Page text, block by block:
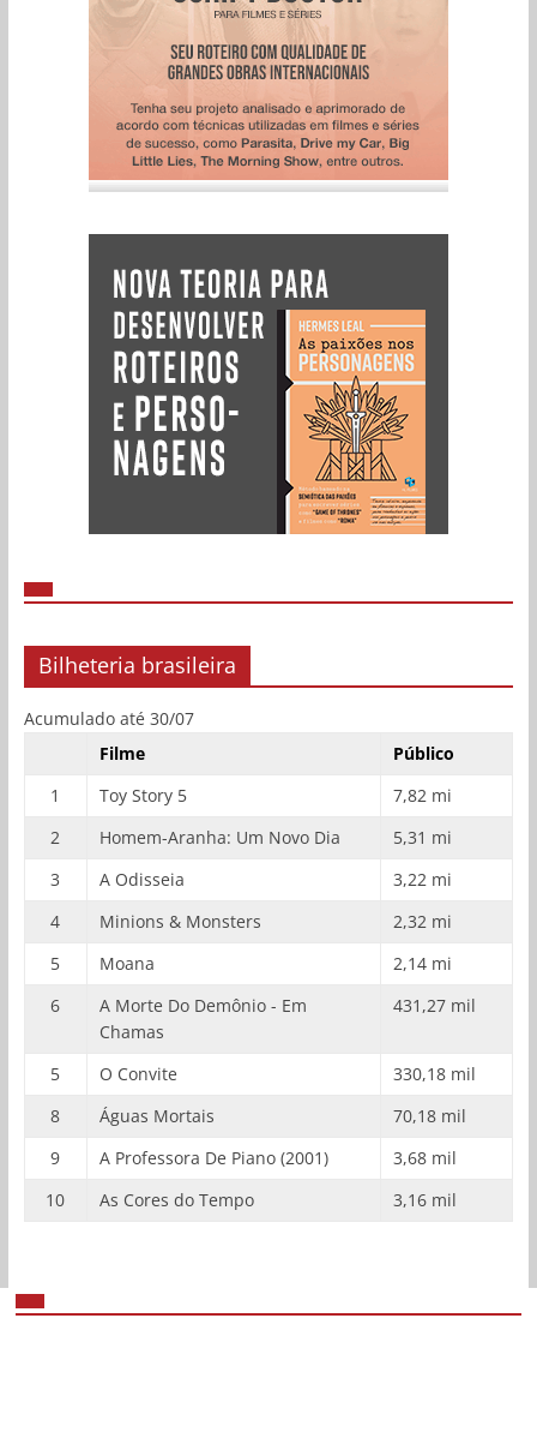
Bilheteria brasileira
Acumulado até 30/07
Filme
Público
1
Toy Story 5
7,82 mi
2
Homem-Aranha: Um Novo Dia
5,31 mi
3
A Odisseia
3,22 mi
4
Minions & Monsters
2,32 mi
5
Moana
2,14 mi
6
A Morte Do Demônio - Em
Chamas
431,27 mil
5 O Convite
330,18 mil
8
Águas Mortais
70,18 mil
9
A Professora De Piano (2001)
3,68 mil
10
As Cores do Tempo 3,16 mil